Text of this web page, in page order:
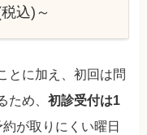
込)～
とに加え、初回は問
ため、初診受付は1
約が取りにくい曜日